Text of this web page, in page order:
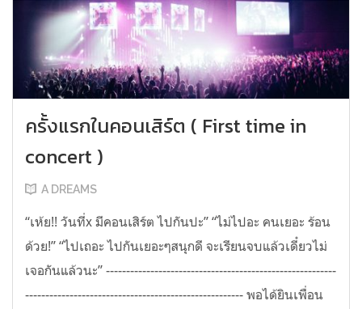
ครั้งแรกในคอนเสิร์ต ( First time in
concert )
A DREAMS
“เห้ย!! วันที่x มีคอนเสิร์ต ไปกันปะ” “ไม่ไปอะ คนเยอะ ร้อน
ด้วย!” “ไปเถอะ ไปกันเยอะๆสนุกดี จะเรียนจบแล้วเดี๋ยวไม่
เจอกันแล้วนะ” ---------------------------------------------------------
------------------------------------------------------ พอได้ยินเพื่อน